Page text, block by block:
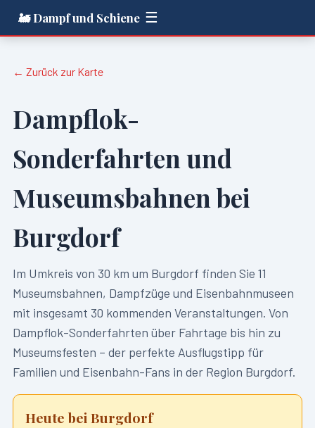
🚂 Dampf und Schiene ☰
← Zurück zur Karte
Dampflok-
Sonderfahrten und
Museumsbahnen bei
Burgdorf
Im Umkreis von 30 km um Burgdorf finden Sie 11
Museumsbahnen, Dampfzüge und Eisenbahnmuseen
mit insgesamt 30 kommenden Veranstaltungen. Von
Dampflok-Sonderfahrten über Fahrtage bis hin zu
Museumsfesten – der perfekte Ausflugstipp für
Familien und Eisenbahn-Fans in der Region Burgdorf.
Heute beiBurgdorf